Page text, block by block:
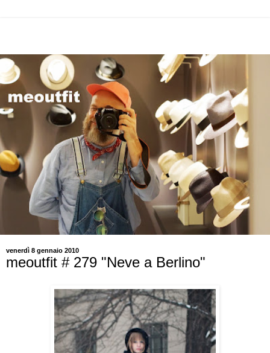
venerdì 8 gennaio 2010
meoutfit # 279 "Neve a Berlino"